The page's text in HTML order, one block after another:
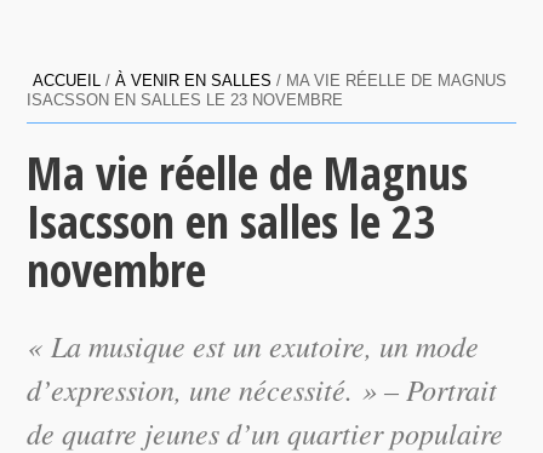
ACCUEIL /À VENIR EN SALLES / MA VIE RÉELLE DE MAGNUS
ISACSSON EN SALLES LE 23 NOVEMBRE
Ma vie réelle de Magnus
Isacsson en salles le 23
novembre
« La musique est un exutoire, un mode
d’expression, une nécessité. » – Portrait
de quatre jeunes d’un quartier populaire